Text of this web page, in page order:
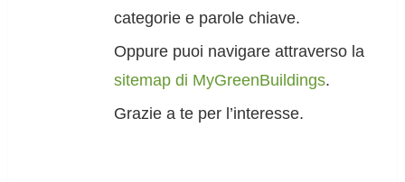
categorie e parole chiave.
Oppure puoi navigare attraverso la
sitemap di MyGreenBuildings.
Grazie a te per l’interesse.